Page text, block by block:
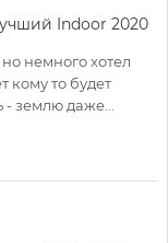
Indoor 2020
немного хотел
кому то будет
- землю даже...